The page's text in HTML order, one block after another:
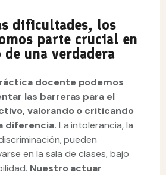
dificultades, los
parte crucial en
una verdadera
docente podemos
las barreras para el
valorando o criticando
diferencia. La intolerancia, la
pueden
en la sala de clases, bajo
Nuestro actuar